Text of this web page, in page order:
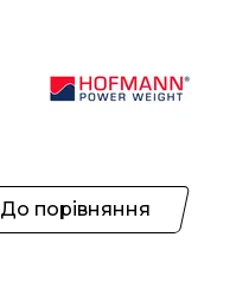
До порівняння